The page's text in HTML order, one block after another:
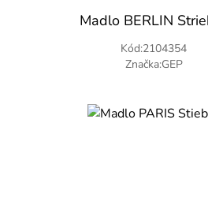
Madlo BERLIN
Kód:2104354
Značka:GEP